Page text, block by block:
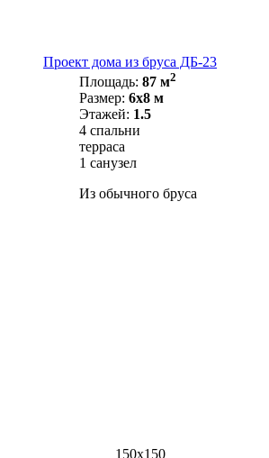
Проект дома из бруса ДБ-23
Площадь: 87 м2
Размер: 6х8 м
Этажей: 1.5
4 спальни
терраса
1 санузел
Из обычного бруса
150х150